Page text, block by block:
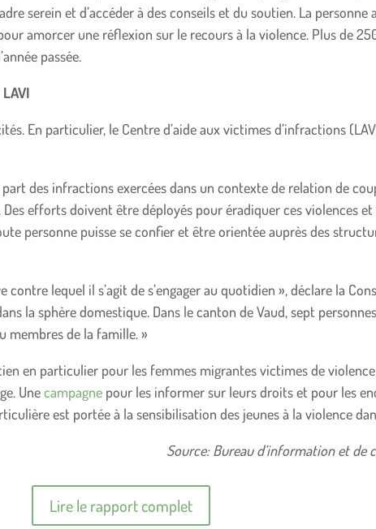
serein et d’accéder à des conseils et du soutien. La personne
amorcer une réflexion sur le recours à la violence. Plus de
passée.
En particulier, le Centre d’aide aux victimes d’infractions
des infractions exercées dans un contexte de relation de
efforts doivent être déployés pour éradiquer ces violences
personne puisse se confier et être orientée auprès des
lequel il s’agit de s’engager au quotidien », déclare la
la sphère domestique. Dans le canton de Vaud, sept
membres de la famille. »
en particulier pour les femmes migrantes victimes de
Unecampagne pour les informer sur leurs droits et pour les
est portée à la sensibilisation des jeunes à la violence
Source: Bureau d’information et de
Lire le rapport complet